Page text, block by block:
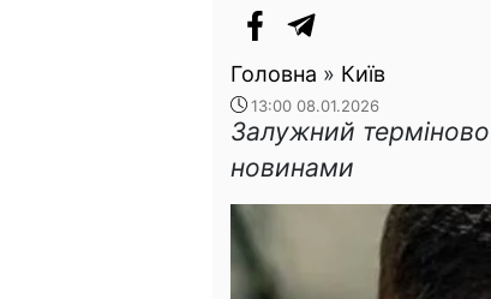
Головна » Київ
13:00 08.01.2026
Залужний
новинами